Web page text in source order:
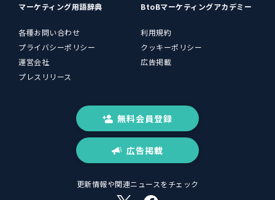
マーケティング用語辞典
BtoBマーケティングアカデミー
各種お問い合わせ
利用規約
プライバシーポリシー
クッキーポリシー
運営会社
広告掲載
プレスリリース
無料会員登録
広告掲載
更新情報や関連ニュースをチェック